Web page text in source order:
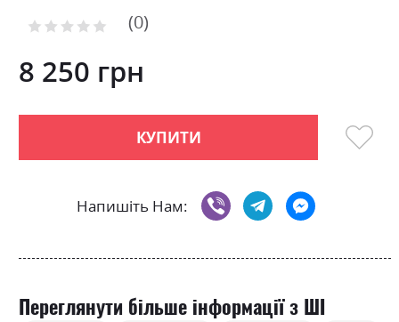
the
of
the
gallery
Рейтинг: 0
8 250 грн
КУПИТИ
Напишіть Нам:
Переглянути більше інформації з ШІ